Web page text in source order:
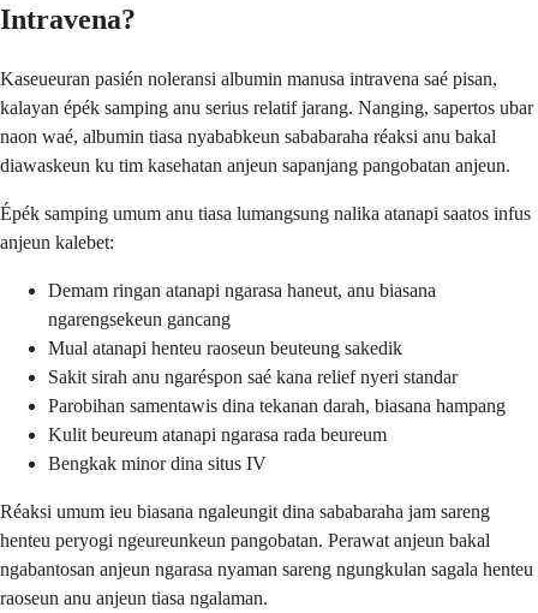
Intravena?
Kaseueuran pasién noleransi albumin manusa intravena saé pisan,
kalayan épék samping anu serius relatif jarang. Nanging, sapertos ubar
naon waé, albumin tiasa nyababkeun sababaraha réaksi anu bakal
diawaskeun ku tim kasehatan anjeun sapanjang pangobatan anjeun.
Épék samping umum anu tiasa lumangsung nalika atanapi saatos infus
anjeun kalebet:
Demam ringan atanapi ngarasa haneut, anu biasana
ngarengsekeun gancang
Mual atanapi henteu raoseun beuteung sakedik
Sakit sirah anu ngaréspon saé kana relief nyeri standar
Parobihan samentawis dina tekanan darah, biasana hampang
Kulit beureum atanapi ngarasa rada beureum
Bengkak minor dina situs IV
Réaksi umum ieu biasana ngaleungit dina sababaraha jam sareng
henteu peryogi ngeureunkeun pangobatan. Perawat anjeun bakal
ngabantosan anjeun ngarasa nyaman sareng ngungkulan sagala henteu
raoseun anu anjeun tiasa ngalaman.